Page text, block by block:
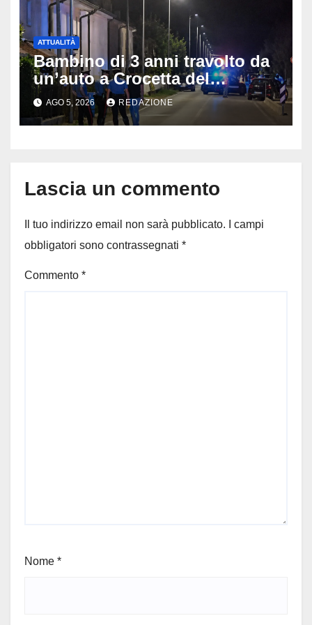
ATTUALITÀ
Bambino di 3 anni travolto da
un’auto a Crocetta del
Montello: è gravissimo,
trasportato in elicottero a
Padova
AGO 5, 2026 REDAZIONE
Lascia un commento
Il tuo indirizzo email non sarà pubblicato.
I campi
obbligatori sono contrassegnati *
Commento *
Nome *